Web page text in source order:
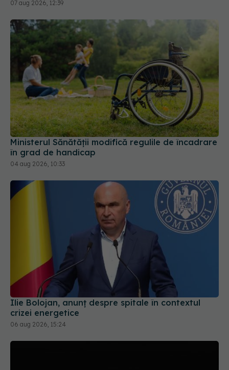
Ministerul Sănătății modifică regulile de încadrare
în grad de handicap
04 aug 2026, 10:33
Ilie Bolojan, anunț despre spitale în contextul
crizei energetice
06 aug 2026, 15:24